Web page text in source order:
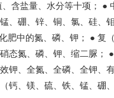
含盐量、水分等十项； ●
、硼、锌、铜、氯、硅、钼
肥中的氮、磷、钾； ● 复
态氮、磷、钾、缩二脲；
钾、全氮、全磷、全钾、
钙、镁、硫、铁、锰、硼、